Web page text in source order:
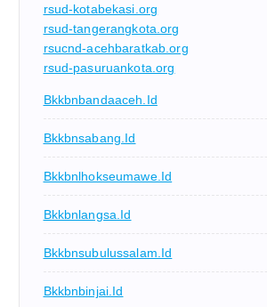
rsud-kotabekasi.org
rsud-tangerangkota.org
rsucnd-acehbaratkab.org
rsud-pasuruankota.org
Bkkbnbandaaceh.id
Bkkbnsabang.id
Bkkbnlhokseumawe.id
Bkkbnlangsa.id
Bkkbnsubulussalam.id
Bkkbnbinjai.id